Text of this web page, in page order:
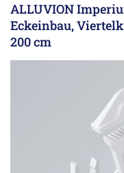
ALLUVION
Eckeinbau,
200 cm